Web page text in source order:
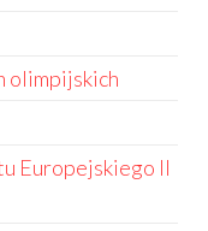
olimpijskich
Europejskiego II